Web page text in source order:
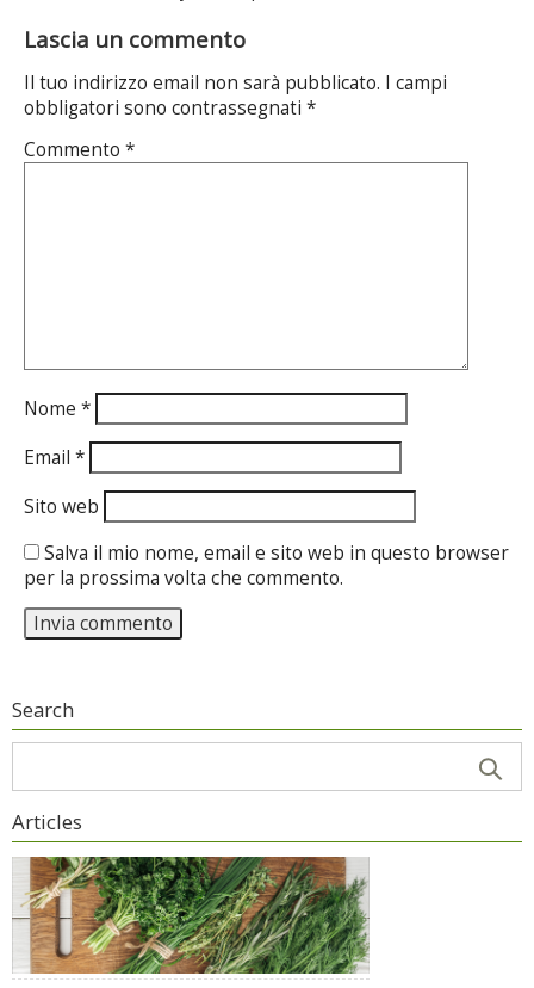
Lascia un commento
Il tuo indirizzo email non sarà pubblicato. I campi
obbligatori sono contrassegnati *
Commento *
Nome *
Email *
Sito web
Salva il mio nome, email e sito web in questo browser
per la prossima volta che commento.
Search
Articles